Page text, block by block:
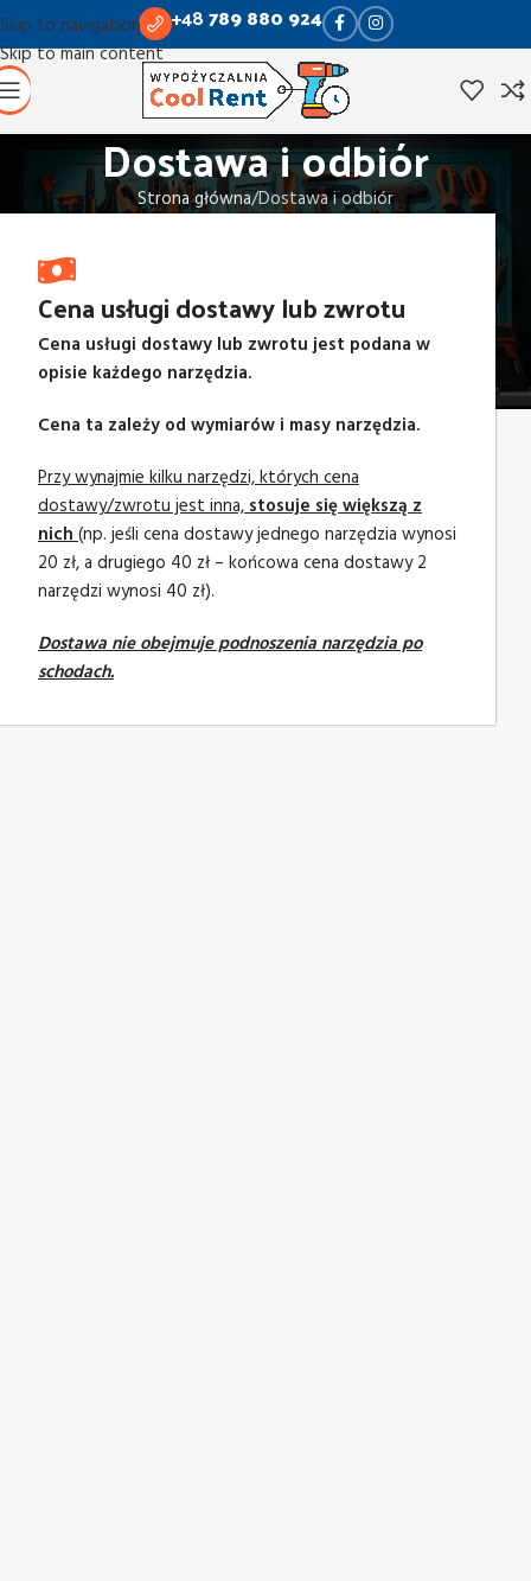
Skip to navigation
Skip to main content
+48789 880 924
Dostawa i odbiór
Strona główna Dostawa i odbiór
Cena usługi dostawy lub zwrotu
Cena usługi dostawy lub zwrotu jest podana w
opisie każdego narzędzia.
Cena ta zależy od wymiarów i masy narzędzia.
Przy wynajmie kilku narzędzi, których cena
dostawy/zwrotu jest inna,stosuje się większą z
nich(np. jeśli cena dostawy jednego narzędzia wynosi
20 zł, a drugiego 40 zł – końcowa cena dostawy 2
narzędzi wynosi 40 zł).
Dostawa nie obejmuje podnoszenia narzędzia po
schodach.